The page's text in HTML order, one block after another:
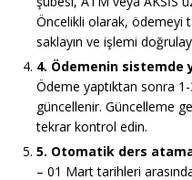
Öncelikli olarak, ödemeyi
saklayın ve işlemi
4. Ödemenin sistemde
Ödeme yaptıktan sonra
güncellenir. Güncelleme
tekrar kontrol edin.
5. Otomatik ders
– 01 Mart tarihleri